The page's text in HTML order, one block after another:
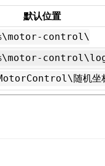
默认位置
control\
随机坐